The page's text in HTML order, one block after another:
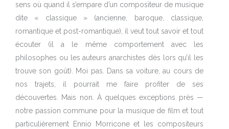
sens où quand il s’empare d’un compositeur de musique
dite « classique » (ancienne, baroque, classique,
romantique et post-romantique), il veut tout savoir et tout
écouter (il a le même comportement avec les
philosophes ou les auteurs anarchistes dès lors qu’il les
trouve son goût). Moi pas. Dans sa voiture, au cours de
nos trajets, il pourrait me faire profiter de ses
découvertes. Mais non. À quelques exceptions près —
notre passion commune pour la musique de film et tout
particulièrement Ennio Morricone et les compositeurs